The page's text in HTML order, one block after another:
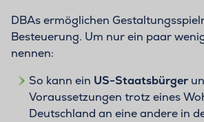
DBAs ermöglichen
Besteuerung. Um nur ein paar
nennen:
So kann ein US-Staatsbürger
Voraussetzungen trotz eines
Deutschland an eine andere in